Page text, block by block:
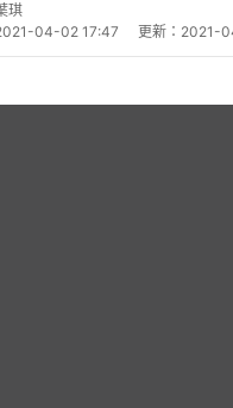
琪
04-02 17:47 更新： 2021-